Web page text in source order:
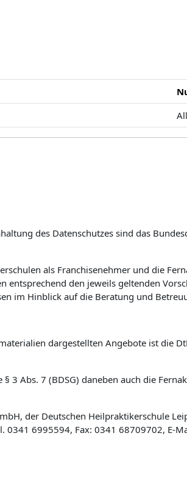
des Datenschutzes sind das
als Franchise­nehmer und die
den jeweils geltenden
im Hinblick auf die Beratung und
dargestellten Angebote ist die
Abs. 7 (BDSG) daneben auch die
der Deutschen Heilpraktikerschule
0341 6995594, Fax: 0341 68709702, E-